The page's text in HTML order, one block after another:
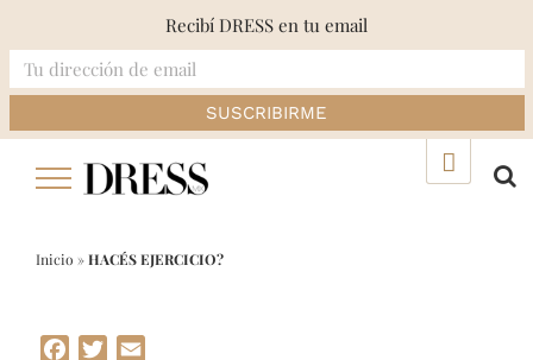
Inicio »HACÉS EJERCICIO?
Facebook
Twitter
Recibí DRESS en tu email